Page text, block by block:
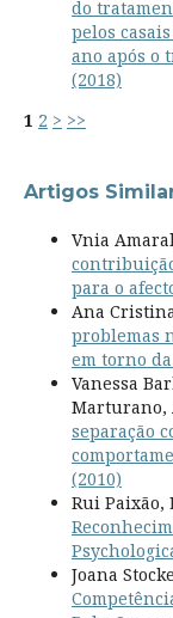
do
pelos
ano após o
(2018)
1 2 > >>
Artigos
Vnia
para o
Ana
problemas
em torno
Vanessa
Marturano,
separação
(2010)
Rui Paixão,
Joana